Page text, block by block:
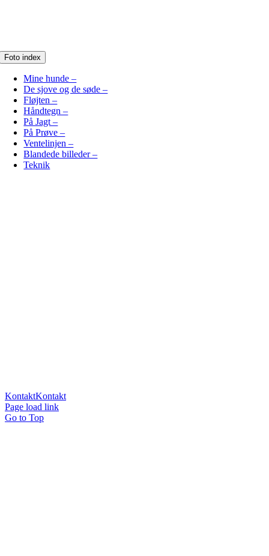
Foto index
Mine hunde –
De sjove og de søde –
Fløjten –
Håndtegn –
På Jagt –
På Prøve –
Ventelinjen –
Blandede billeder –
Teknik
KontaktKontakt
Page load link
Go to Top